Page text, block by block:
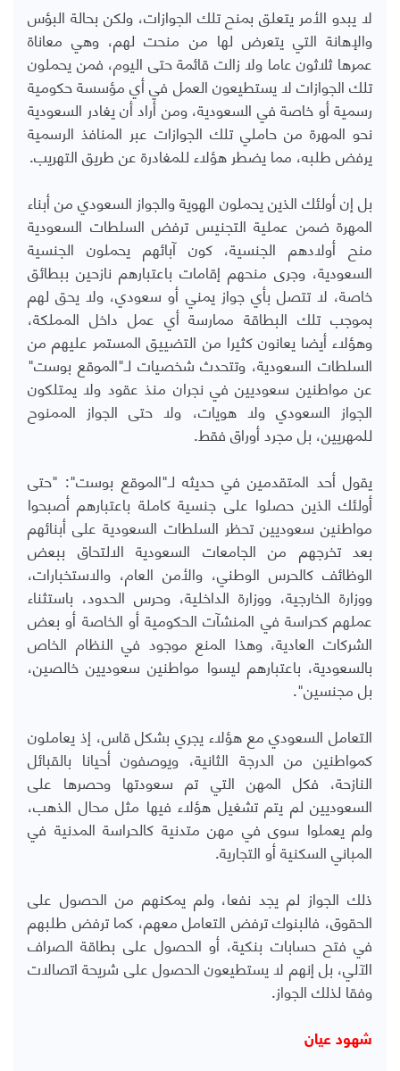
لا يبدو الأمر يتعلق بمنح تلك الجوازات، ولكن بحالة البؤس
والإهانة التي يتعرض لها من منحت لهم، وهي معاناة
عمرها ثلاثون عاما ولا زالت قائمة حتى اليوم، فمن يحملون
تلك الجوازات لا يستطيعون العمل في أي مؤسسة حكومية
رسمية أو خاصة في السعودية، ومن أراد أن يغادر السعودية
نحو المهرة من حاملي تلك الجوازات عبر المنافذ الرسمية
يرفض طلبه، مما يضطر هؤلاء للمغادرة عن طريق التهريب.
بل إن أولئك الذين يحملون الهوية والجواز السعودي من أبناء
المهرة ضمن عملية التجنيس ترفض السلطات السعودية
منح أولادهم الجنسية، كون آبائهم يحملون الجنسية
السعودية، وجرى منحهم إقامات باعتبارهم نازحين ببطائق
خاصة، لا تتصل بأي جواز يمني أو سعودي، ولا يحق لهم
بموجب تلك البطاقة ممارسة أي عمل داخل المملكة،
وهؤلاء أيضا يعانون كثيرا من التضييق المستمر عليهم من
السلطات السعودية، وتتحدث شخصيات لـ"الموقع بوست"
عن مواطنين سعوديين في نجران منذ عقود ولا يمتلكون
الجواز السعودي ولا هويات، ولا حتى الجواز الممنوح
للمهريين، بل مجرد أوراق فقط.
يقول أحد المتقدمين في حديثه لـ"الموقع بوست": "حتى
أولئك الذين حصلوا على جنسية كاملة باعتبارهم أصبحوا
مواطنين سعوديين تحظر السلطات السعودية على أبنائهم
بعد تخرجهم من الجامعات السعودية الالتحاق ببعض
الوظائف كالحرس الوطني، والأمن العام، والاستخبارات،
ووزارة الخارجية، ووزارة الداخلية، وحرس الحدود، باستثناء
عملهم كحراسة في المنشآت الحكومية أو الخاصة أو بعض
الشركات العادية، وهذا المنع موجود في النظام الخاص
بالسعودية، باعتبارهم ليسوا مواطنين سعوديين خالصين،
بل مجنسين".
التعامل السعودي مع هؤلاء يجري بشكل قاس، إذ يعاملون
كمواطنين من الدرجة الثانية، ويوصفون أحيانا بالقبائل
النازحة، فكل المهن التي تم سعودتها وحصرها على
السعوديين لم يتم تشغيل هؤلاء فيها مثل محال الذهب،
ولم يعملوا سوى في مهن متدنية كالحراسة المدنية في
المباني السكنية أو التجارية.
ذلك الجواز لم يجد نفعا، ولم يمكنهم من الحصول على
الحقوق، فالبنوك ترفض التعامل معهم، كما ترفض طلبهم
في فتح حسابات بنكية، أو الحصول على بطاقة الصراف
الآلي، بل إنهم لا يستطيعون الحصول على شريحة اتصالات
وفقا لذلك الجواز.
شهود عيان